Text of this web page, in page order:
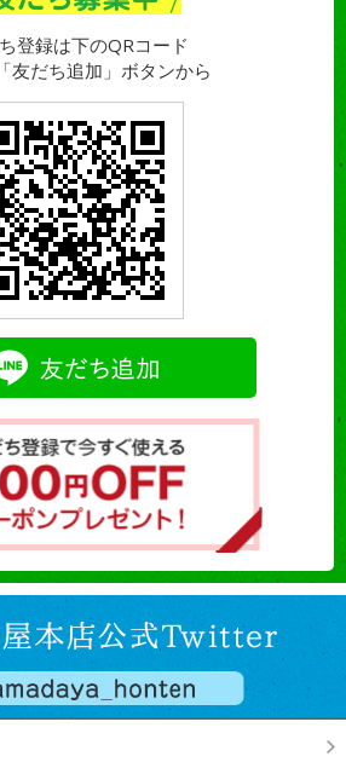
登録は下のQRコード
友だち追加」ボタンから